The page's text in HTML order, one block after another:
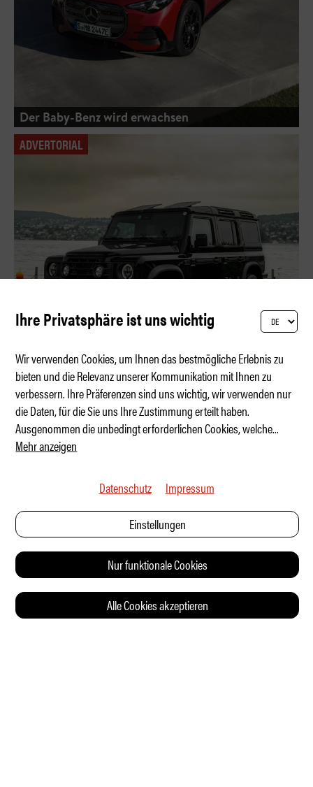
Der Baby-Benz wird erwachsen
ADVERTORIAL
INEOS Grenadier Modellupdate 2026
Ihre Privatsphäre ist uns wichtig
Wir verwenden Cookies, um Ihnen das bestmögliche Erlebnis zu
bieten und die Relevanz unserer Kommunikation mit Ihnen zu
verbessern. Ihre Präferenzen sind uns wichtig, wir verwenden nur
die Daten, für die Sie uns Ihre Zustimmung erteilt haben.
Ausgenommen die unbedingt erforderlichen Cookies, welche...
Mehr anzeigen
Datenschutz Impressum
Einstellungen
Nur funktionale Cookies
Alle Cookies akzeptieren